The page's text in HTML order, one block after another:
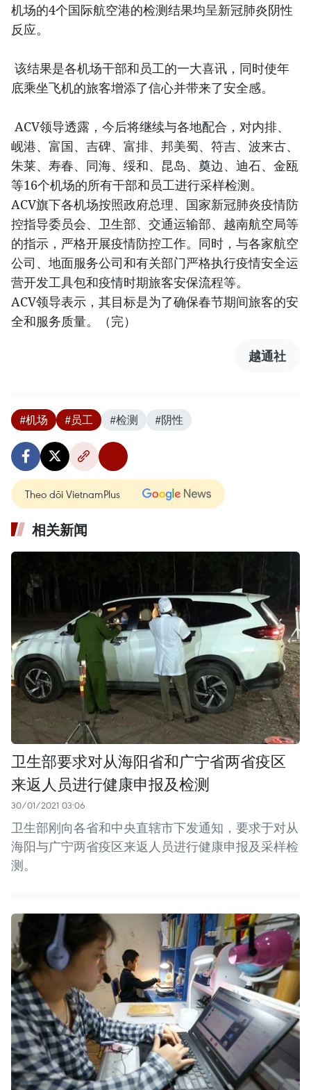
机场的4个国际航空港的检测结果均呈新冠肺炎阴性
反应。
该结果是各机场干部和员工的一大喜讯，同时使年
底乘坐飞机的旅客增添了信心并带来了安全感。
ACV领导透露，今后将继续与各地配合，对内排、
岘港、富国、吉碑、富排、邦美蜀、符吉、波来古、
朱莱、寿春、同海、绥和、昆岛、奠边、迪石、金瓯
等16个机场的所有干部和员工进行采样检测。
ACV旗下各机场按照政府总理、国家新冠肺炎疫情防
控指导委员会、卫生部、交通运输部、越南航空局等
的指示，严格开展疫情防控工作。同时，与各家航空
公司、地面服务公司和有关部门严格执行疫情安全运
营开发工具包和疫情时期旅客安保流程等。
ACV领导表示，其目标是为了确保春节期间旅客的安
全和服务质量。（完）
越通社
#机场 #员工 #检测 #阴性
Theo dõi VietnamPlus
相关新闻
卫生部要求对从海阳省和广宁省两省疫区
来返人员进行健康申报及检测
30/01/2021 03:06
卫生部刚向各省和中央直辖市下发通知，要求于对从
海阳与广宁两省疫区来返人员进行健康申报及采样检
测。